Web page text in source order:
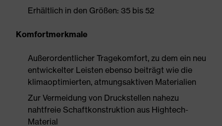
Erhältlich in den Größen: 35 bis 52
Komfortmerkmale
Außerordentlicher Tragekomfort, zu dem ein neu
entwickelter Leisten ebenso beiträgt wie die
klimaoptimierten, atmungsaktiven Materialien
Zur Vermeidung von Druckstellen nahezu
nahtfreie Schaftkonstruktion aus Hightech-
Material